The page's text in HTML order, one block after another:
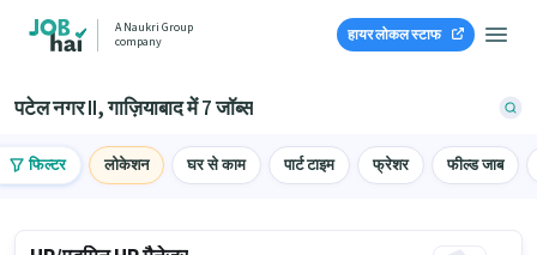
A Naukri Group
company
हायर लोकल स्टाफ
पटेल नगर II, गाज़ियाबाद में 7 जॉब्स
फिल्टर लोकेशन घर से काम पार्ट टाइम फ्रेशर फील्ड जाब